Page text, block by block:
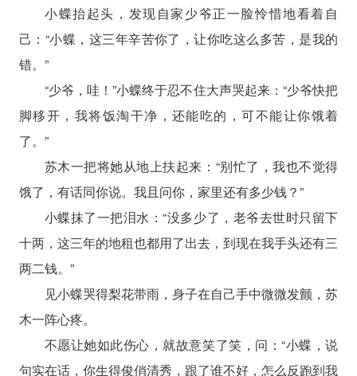
小蝶抬起头，发现自家少爷正一脸怜惜地看着自
己：“小蝶，这三年辛苦你了，让你吃这么多苦，是我的
错。”
“少爷，哇！”小蝶终于忍不住大声哭起来：“少爷快把
脚移开，我将饭淘干净，还能吃的，可不能让你饿着
了。”
苏木一把将她从地上扶起来：“别忙了，我也不觉得
饿了，有话同你说。我且问你，家里还有多少钱？”
小蝶抹了一把泪水：“没多少了，老爷去世时只留下
十两，这三年的地租也都用了出去，到现在我手头还有三
两二钱。”
见小蝶哭得梨花带雨，身子在自己手中微微发颤，苏
木一阵心疼。
不愿让她如此伤心，就故意笑了笑，问：“小蝶，说
句实在话，你生得俊俏清秀，跟了谁不好，怎么反跑到我